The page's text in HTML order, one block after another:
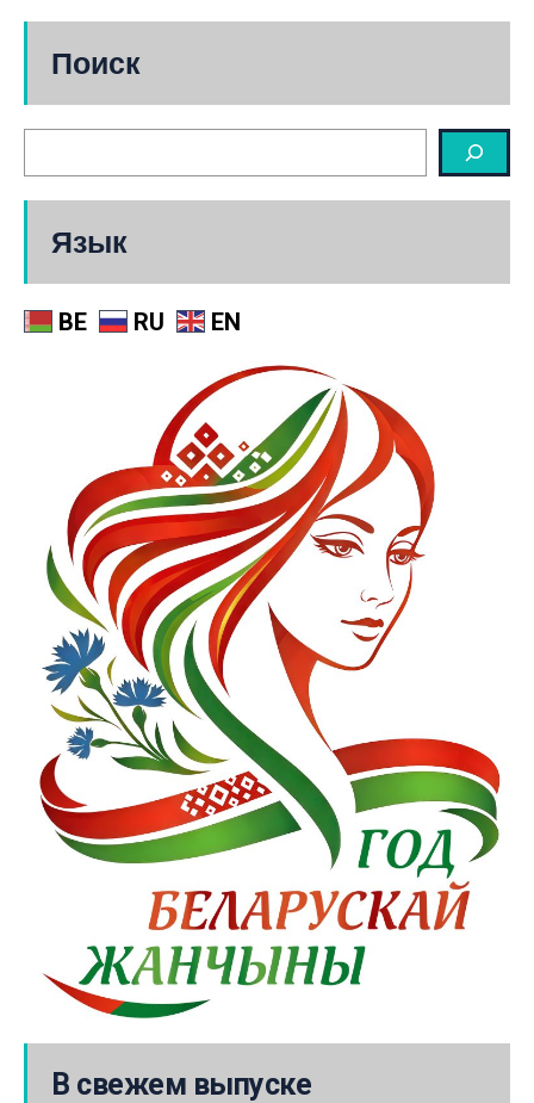
Поиск
Язык
BE RU EN
В свежем выпуске